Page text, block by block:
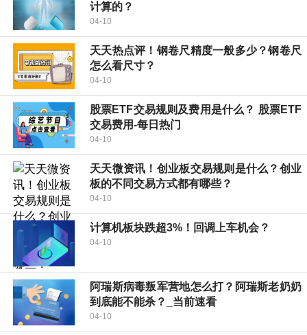
计算的？
04-10
天天热点评！钢卷尺精度一般多少？钢卷尺
怎么看尺寸？
04-10
股票ETF交易规则及费用是什么？ 股票ETF
交易费用-每日热门
04-10
天天微资讯！创业板交易规则是什么？创业
板的不同交易方式都有哪些？
04-10
计算机板块跌超3%！回调上车机会？
04-10
阿瑞斯病毒叛军营地怎么打？阿瑞斯老奶奶
到底能不能杀？_当前速看
04-10